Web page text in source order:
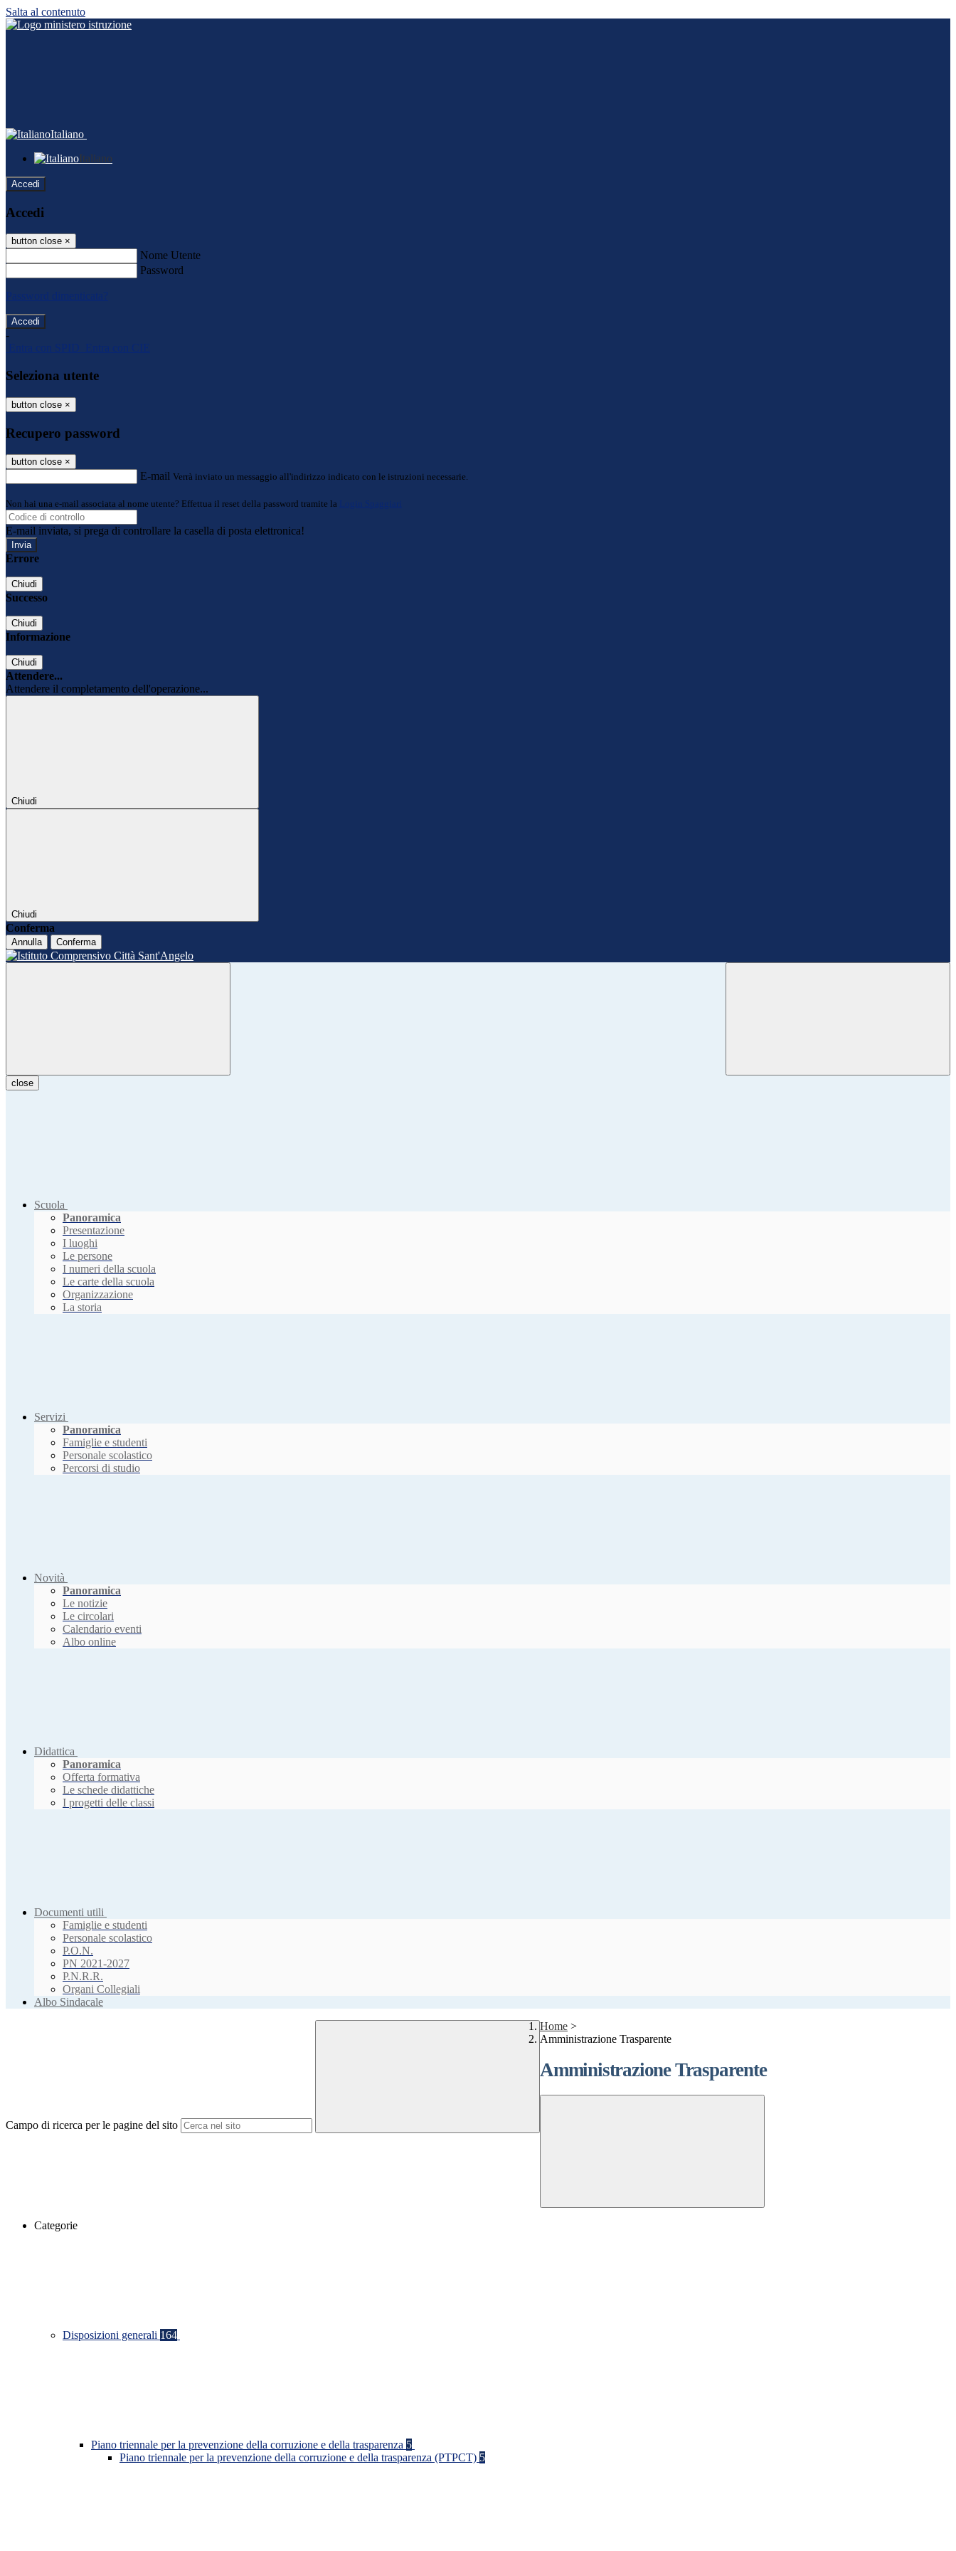
Salta al contenuto
Italiano
Italiano
Accedi
Accedi
button close ×
Nome Utente
Password
Password dimenticata?
-
Entra con SPID
Entra con CIE
Seleziona utente
button close ×
Recupero password
button close ×
E-mail Verrà inviato un messaggio all'indirizzo indicato con le istruzioni necessarie.
Non hai una e-mail associata al nome utente? Effettua il reset della password tramite la Login Spaggiari
E-mail inviata, si prega di controllare la casella di posta elettronica!
Errore
Chiudi
Successo
Chiudi
Informazione
Chiudi
Attendere...
Attendere il completamento dell'operazione...
Chiudi
Chiudi
Conferma
Annulla Conferma
close
Scuola
Panoramica
Presentazione
I luoghi
Le persone
I numeri della scuola
Le carte della scuola
Organizzazione
La storia
Servizi
Panoramica
Famiglie e studenti
Personale scolastico
Percorsi di studio
Novità
Panoramica
Le notizie
Le circolari
Calendario eventi
Albo online
Didattica
Panoramica
Offerta formativa
Le schede didattiche
I progetti delle classi
Documenti utili
Famiglie e studenti
Personale scolastico
P.O.N.
PN 2021-2027
P.N.R.R.
Organi Collegiali
Albo Sindacale
Campo di ricerca per le pagine del sito
Home >
Amministrazione Trasparente
Amministrazione Trasparente
Categorie
Disposizioni generali 164
Piano triennale per la prevenzione della corruzione e della trasparenza 5
Piano triennale per la prevenzione della corruzione e della trasparenza (PTPCT) 5